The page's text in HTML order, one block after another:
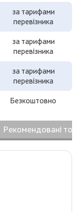
за тарифами
перевізника
за тарифами
перевізника
за тарифами
перевізника
Безкоштовно
Рекомендовані